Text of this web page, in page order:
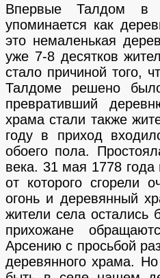
Впервые Талдом в
упоминается как
это немаленькая
уже 7-8 десятков
стало причиной того,
Талдоме решено
превративший
храма стали также
году в приход
обоего пола.
века. 31 мая 1778
от которого сгорели
огонь и деревянный
жители села остались
прихожане
Арсению с просьбой
деревянного храма.